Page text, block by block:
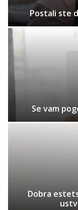
Postali ste
Se vam
Dobra